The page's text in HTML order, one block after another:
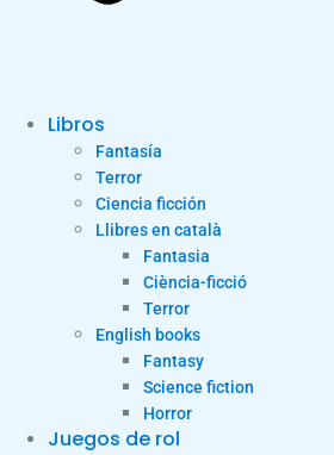
Libros
Fantasía
Terror
Ciencia ficción
Llibres en català
Fantasia
Ciència-ficció
Terror
English books
Fantasy
Science fiction
Horror
Juegos de rol